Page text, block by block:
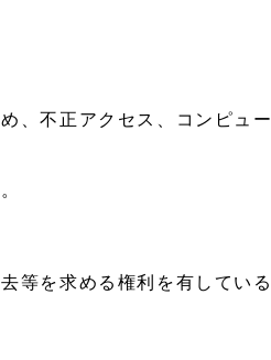
、不正アクセス、コンピュー
等を求める権利を有している